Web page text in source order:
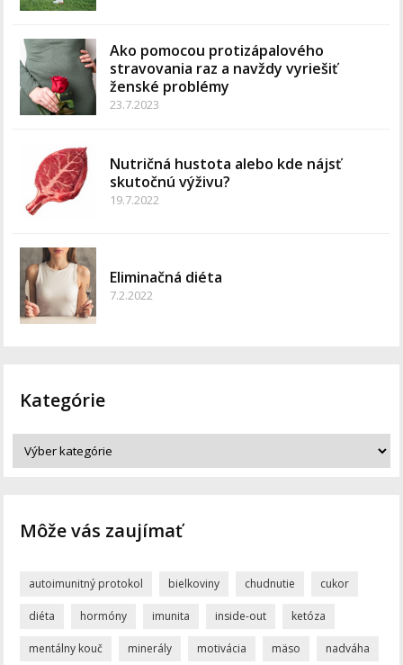
Ako pomocou protizápalového
stravovania raz a navždy vyriešiť
ženské problémy
23.7.2023
Nutričná hustota alebo kde nájsť
skutočnú výživu?
19.7.2022
Eliminačná diéta
7.2.2022
Kategórie
Môže vás zaujímať
autoimunitný protokol bielkoviny chudnutie cukor
diéta hormóny imunita inside-out ketóza
mentálny kouč minerály motivácia mäso nadváha